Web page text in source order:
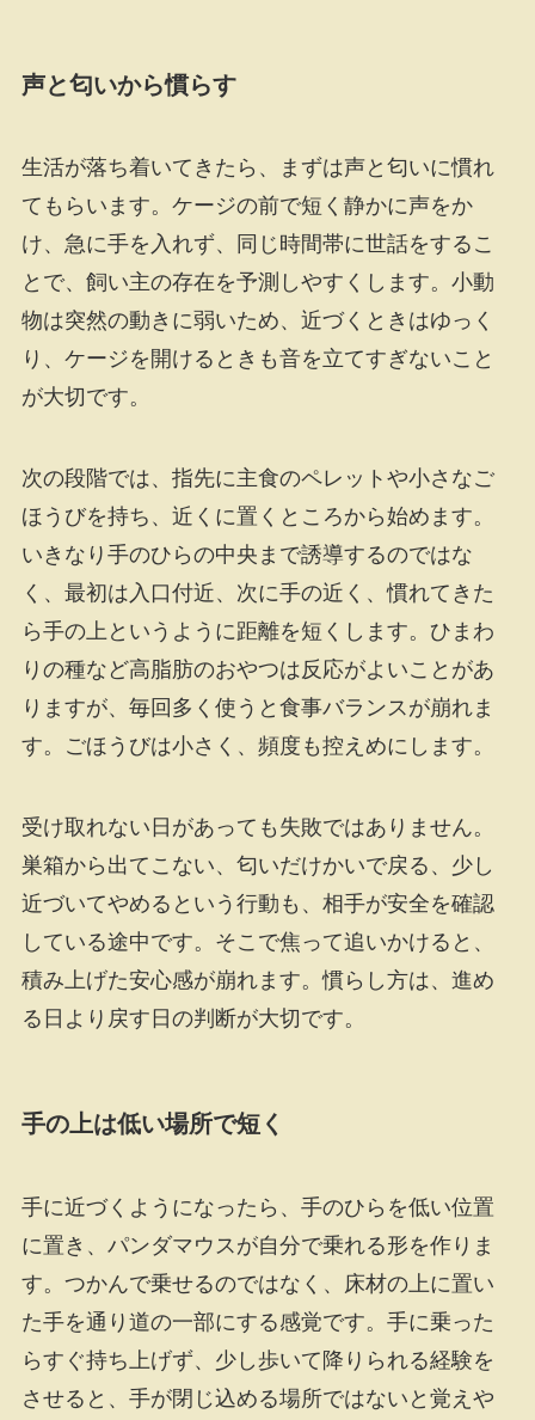
声と匂いから慣らす
生活が落ち着いてきたら、まずは声と匂いに慣れ
てもらいます。ケージの前で短く静かに声をか
け、急に手を入れず、同じ時間帯に世話をするこ
とで、飼い主の存在を予測しやすくします。小動
物は突然の動きに弱いため、近づくときはゆっく
り、ケージを開けるときも音を立てすぎないこと
が大切です。
次の段階では、指先に主食のペレットや小さなご
ほうびを持ち、近くに置くところから始めます。
いきなり手のひらの中央まで誘導するのではな
く、最初は入口付近、次に手の近く、慣れてきた
ら手の上というように距離を短くします。ひまわ
りの種など高脂肪のおやつは反応がよいことがあ
りますが、毎回多く使うと食事バランスが崩れま
す。ごほうびは小さく、頻度も控えめにします。
受け取れない日があっても失敗ではありません。
巣箱から出てこない、匂いだけかいで戻る、少し
近づいてやめるという行動も、相手が安全を確認
している途中です。そこで焦って追いかけると、
積み上げた安心感が崩れます。慣らし方は、進め
る日より戻す日の判断が大切です。
手の上は低い場所で短く
手に近づくようになったら、手のひらを低い位置
に置き、パンダマウスが自分で乗れる形を作りま
す。つかんで乗せるのではなく、床材の上に置い
た手を通り道の一部にする感覚です。手に乗った
らすぐ持ち上げず、少し歩いて降りられる経験を
させると、手が閉じ込める場所ではないと覚えや